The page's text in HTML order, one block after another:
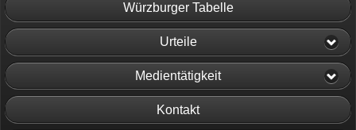
Würzburger Tabelle
Urteile
Medientätigkeit
Kontakt